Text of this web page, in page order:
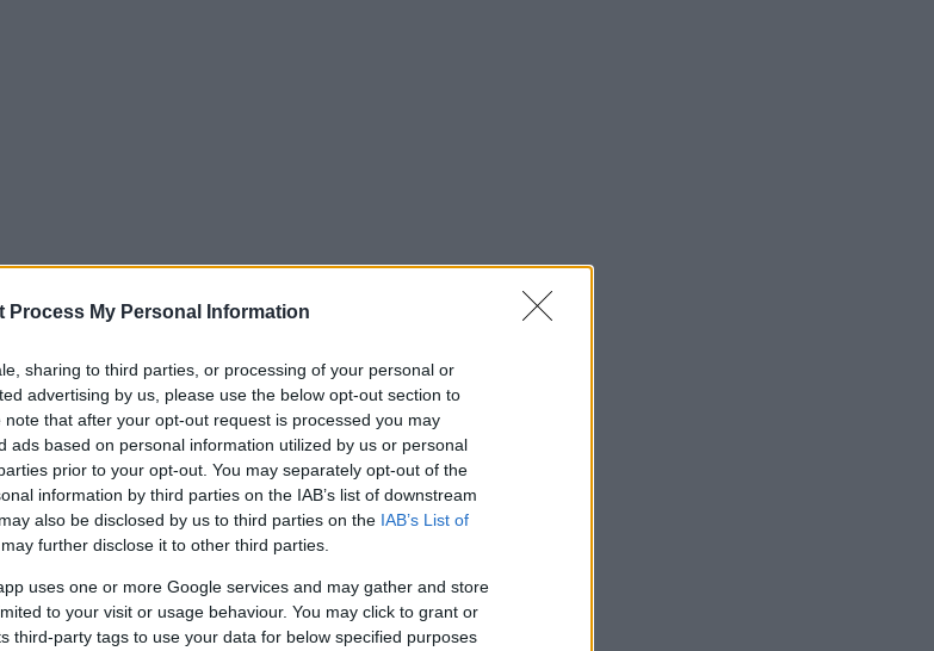
Process My Personal Information
sharing to third parties, or processing of your personal or
advertising by us, please use the below opt-out section to
that after your opt-out request is processed you may
ads based on personal information utilized by us or personal
prior to your opt-out. You may separately opt-out of the
information by third parties on the IAB’s list of downstream
also be disclosed by us to third parties on the IAB’s List of
further disclose it to other third parties.
uses one or more Google services and may gather and store
to your visit or usage behaviour. You may click to grant or
third-party tags to use your data for below specified purposes